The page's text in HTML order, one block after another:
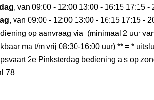
, van 09:00 - 12:00 13:00 - 16:15 17:15 -
, van 09:00 - 12:00 13:00 - 16:15 17:15 -
op aanvraag via (minimaal 2 uur
ma t/m vrij 08:30-16:00 uur) ** = *
2e Pinksterdag bediening als op
78